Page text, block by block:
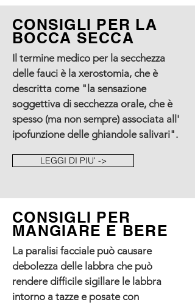
CONSIGLI PER LA
BOCCA SECCA
Il termine medico per la secchezza
delle fauci è la xerostomia, che è
descritta come "la sensazione
soggettiva di secchezza orale, che è
spesso (ma non sempre) associata all'
ipofunzione delle ghiandole salivari".
LEGGI DI PIU' ->
CONSIGLI PER
MANGIARE E BERE
La paralisi facciale può causare
debolezza delle labbra che può
rendere difficile sigillare le labbra
intorno a tazze e posate con